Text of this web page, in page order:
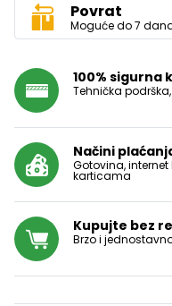
Povrat
Moguće do 7
100% sigurna
Tehnička
Načini
Gotovina,
karticama
Kupujte bez
Brzo i